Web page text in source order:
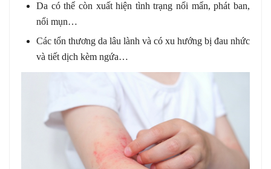
Da có thể còn xuất hiện tình trạng nổi mẩn, phát ban,
nổi mụn…
Các tổn thương da lâu lành và có xu hướng bị đau nhức
và tiết dịch kèm ngứa…